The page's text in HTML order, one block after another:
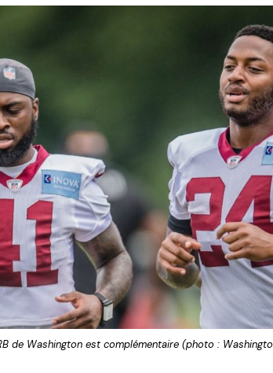
de Washington est complémentaire (photo :